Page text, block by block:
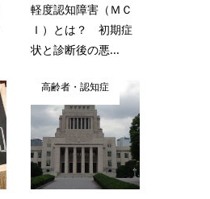
軽度認知障害（ＭＣ
Ｉ）とは？ 初期症
状と診断後の悪...
高齢者・認知症